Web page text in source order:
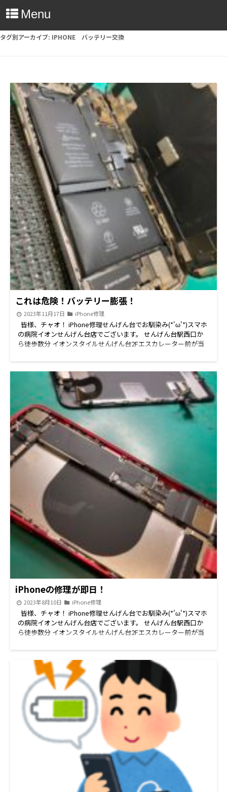
Menu
タグ別アーカイブ: IPHONE バッテリー交換
これは危険！バッテリー膨張！
2023年11月17日 iPhone修理
皆様、チャオ！ iPhone修理せんげん台でお馴染み(*'ω'*)スマホ
の病院イオンせんげん台店でございます。 せんげん台駅西口か
ら徒歩数分 イオンスタイルせんげん台2Fエスカレーター前が当
豊富な機種の修理承りしております！ 修理のご予約、ご相談な
どお気軽にお問い合わせください。 スマホの電池が劣化すると
写真のように膨張することがあります！ 危険なのですぐに修理
をオススメします！ LINE予約がお得です スマホの病院イオン
せんげん台店です('◇')ゞ \\\LINE予約なら↑↑の画像をclick///
当店ではLINEでご予約していただくと 修理の合計金額より５５
０円割引しております！！ iPhone・iPad・iPod・switch・
Android【ジョイコンは対象外】は対象となりますのでお得な
LINE予約のご利用お待ちしてます！ せんげん台近郊の 春日部市
、越谷市 、岩槻区、野田市等の周辺地域にお住いの皆様 iPhone
修理/iPad修理/Switch修理/Android修理はぜひ当店スマホの病院
へお越しください。 各種手術費用は こちら から お電話番号
はこちら 048-967-5119続きを読む
iPhoneの修理が即日！
2023年8月10日 iPhone修理
皆様、チャオ！ iPhone修理せんげん台でお馴染み(*'ω'*)スマホ
の病院イオンせんげん台店でございます。 せんげん台駅西口か
ら徒歩数分 イオンスタイルせんげん台2Fエスカレーター前が当
豊富な機種の修理承りしております！ 修理のご予約、ご相談な
どお気軽にお問い合わせください。 連日の猛暑が続いておりま
すねー。 いやいや、ほんと暑い( ;∀;) さて、iPhoneも夏場はトラ
ブルが増えてくるんです。 電池交換も即日でご対応！ご来店お待
ちしております！ LINE予約がお得です スマホの病院イオンせ
んげん台店です('◇')ゞ \\\LINE予約なら↑↑の画像をclick/// 当
店ではLINEでご予約していただくと 修理の合計金額より５５０
円割引しております！！ iPhone・iPad・iPod・switch・
Android【ジョイコンは対象外】は対象となりますのでお得な
LINE予約のご利用お待ちしてます！ せんげん台近郊の 春日部市
、越谷市 、岩槻区、野田市等の周辺地域にお住いの皆様 iPhone
修理/iPad修理/Switch修理/Android修理はぜひ当店スマホの病院
へお越しください。 各種手術費用は こちら から お電話番号
はこちら 048-967-5119続きを読む